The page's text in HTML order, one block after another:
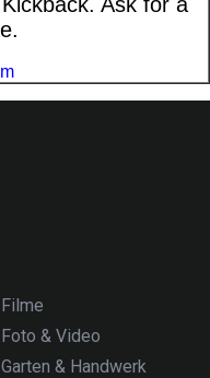
Filme
Foto & Video
Garten & Handwerk